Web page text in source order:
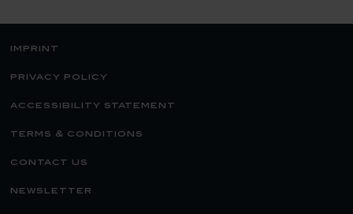
imprint
privacy policy
accessibility statement
terms & conditions
contact us
newsletter